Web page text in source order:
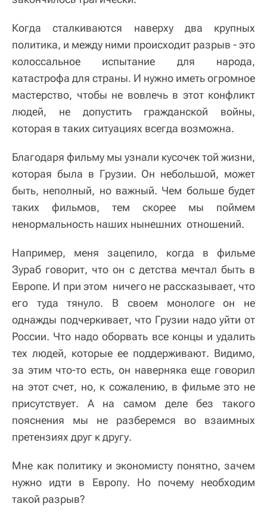
Когда сталкиваются наверху два крупных
политика, и между ними происходит разрыв - это
колоссальное испытание для народа,
катастрофа для страны. И нужно иметь огромное
мастерство, чтобы не вовлечь в этот конфликт
людей, не допустить гражданской войны,
которая в таких ситуациях всегда возможна.
Благодаря фильму мы узнали кусочек той жизни,
которая была в Грузии. Он небольшой, может
быть, неполный, но важный. Чем больше будет
таких фильмов, тем скорее мы поймем
ненормальность наших нынешних отношений.
Например, меня зацепило, когда в фильме
Зураб говорит, что он с детства мечтал быть в
Европе. И при этом ничего не рассказывает, что
его туда тянуло. В своем монологе он не
однажды подчеркивает, что Грузии надо уйти от
России. Что надо оборвать все концы и удалить
тех людей, которые ее поддерживают. Видимо,
за этим что-то есть, он наверняка еще говорил
на этот счет, но, к сожалению, в фильме это не
присутствует. А на самом деле без такого
пояснения мы не разберемся во взаимных
претензиях друг к другу.
Мне как политику и экономисту понятно, зачем
нужно идти в Европу. Но почему необходим
такой разрыв?